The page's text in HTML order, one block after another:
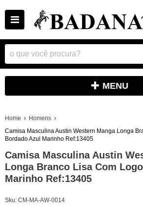
MENU
Home
Homens
Camisa Masculina Austin Western Manga Longa
Bordado Azul Marinho Ref:13405
Camisa Masculina Austin
Longa Branco Lisa Com
Marinho Ref:13405
Sku: CM-MA-AW-0014